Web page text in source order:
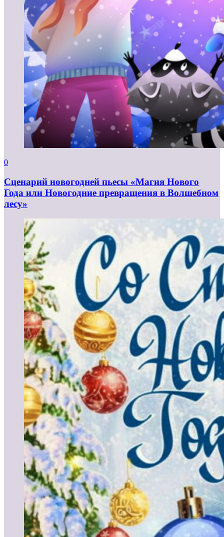
0
Сценарий новогодней пьесы «Магия Нового
Года или Новогодние превращения в Волшебном
лесу»